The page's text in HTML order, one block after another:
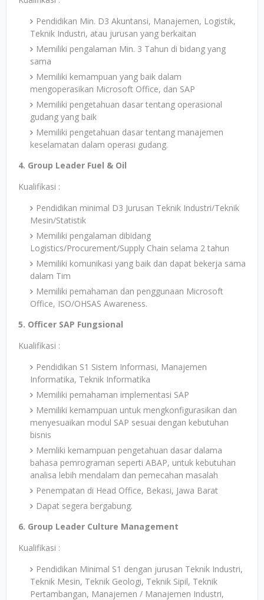
Pendidikan Min. D3 Akuntansi, Manajemen, Logistik,
Teknik Industri, atau jurusan yang berkaitan
Memiliki pengalaman Min. 3 Tahun di bidang yang
sama
Memiliki kemampuan yang baik dalam
mengoperasikan Microsoft Office, dan SAP
Memiliki pengetahuan dasar tentang operasional
gudang yang baik
Memiliki pengetahuan dasar tentang manajemen
keselamatan dalam operasi gudang.
4. Group Leader Fuel & Oil
Kualifikasi :
Pendidikan minimal D3 Jurusan Teknik Industri/Teknik
Mesin/Statistik
Memiliki pengalaman dibidang
Logistics/Procurement/Supply Chain selama 2 tahun
Memiliki komunikasi yang baik dan dapat bekerja sama
dalam Tim
Memiliki pemahaman dan penggunaan Microsoft
Office, ISO/OHSAS Awareness.
5. Officer SAP Fungsional
Kualifikasi :
Pendidikan S1 Sistem Informasi, Manajemen
Informatika, Teknik Informatika
Memiliki pemahaman implementasi SAP
Memiliki kemampuan untuk mengkonfigurasikan dan
menyesuaikan modul SAP sesuai dengan kebutuhan
bisnis
Memliki kemampuan pengetahuan dasar dalama
bahasa pemrograman seperti ABAP, untuk kebutuhan
analisa lebih mendalam dan pemecahan masalah
Penempatan di Head Office, Bekasi, Jawa Barat
Dapat segera bergabung.
6. Group Leader Culture Management
Kualifikasi :
Pendidikan Minimal S1 dengan jurusan Teknik Industri,
Teknik Mesin, Teknik Geologi, Teknik Sipil, Teknik
Pertambangan, Manajemen / Manajemen Industri,